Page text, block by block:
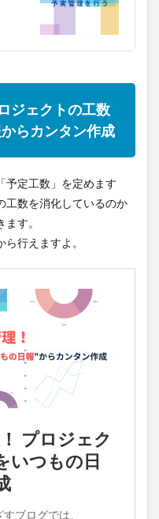
ジェクトの工数
らカンタン作成
予定工数」を定めます
工数を消化しているのか
す。
行えますよ。